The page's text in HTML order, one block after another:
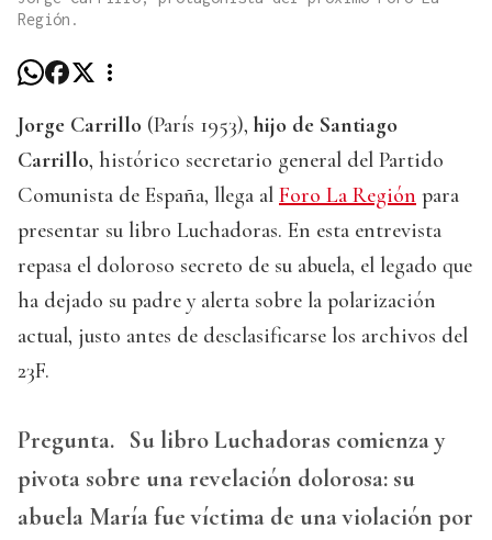
Región.
Jorge Carrillo (París 1953), hijo de Santiago
Carrillo, histórico secretario general del Partido
Comunista de España, llega al Foro La Región para
presentar su libro Luchadoras. En esta entrevista
repasa el doloroso secreto de su abuela, el legado que
ha dejado su padre y alerta sobre la polarización
actual, justo antes de desclasificarse los archivos del
23F.
Pregunta. Su libro Luchadoras comienza y
pivota sobre una revelación dolorosa: su
abuela María fue víctima de una violación por